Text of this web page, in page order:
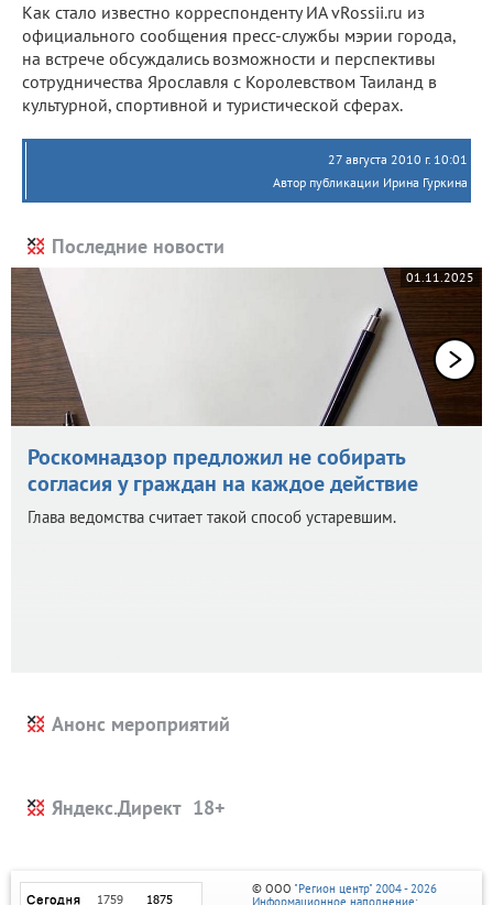
Как стало известно корреспонденту ИА vRossii.ru из
официального сообщения пресс-службы мэрии города,
на встрече обсуждались возможности и перспективы
сотрудничества Ярославля с Королевством Таиланд в
культурной, спортивной и туристической сферах.
27 августа 2010 г. 10:01
Автор публикации Ирина Гуркина
Последние новости
01.11.2025
Роскомнадзор предложил не собирать
согласия у граждан на каждое действие
Глава ведомства считает такой способ устаревшим.
Анонс мероприятий
Яндекс.Директ
© ООО "Регион центр" 2004 - 2026
Информационное наполнение: